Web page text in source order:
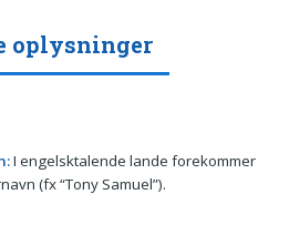
oplysninger
I engelsktalende lande forekommer
(fx “Tony Samuel”).